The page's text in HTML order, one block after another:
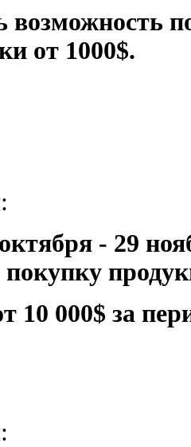
возможность
от 1000$.
- 29
10 000$ за